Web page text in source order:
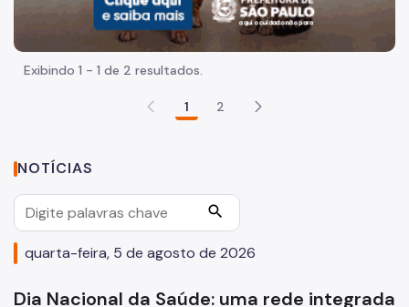
Coordenadorias de Saúde
Supervisões de Saúde
Estabelecimentos e Serviços de Saúde
Missão, Visão e Valores
Assessoria de Planejamento – Asplan
Assessoria Parlamentar
Exibindo 1 - 1 de 2 resultados.
1 2
NOTÍCIAS
search
quarta-feira, 5 de agosto de 2026
Dia Nacional da Saúde: uma rede integrada